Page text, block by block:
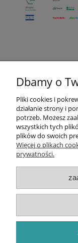
Centrum Higieny
108C | 40-750
Dbamy o
Pliki cookies i
działanie strony i
potrzeb. Możesz
wszystkich tych
plików do swoich
Więcej o plikach
prywatności.